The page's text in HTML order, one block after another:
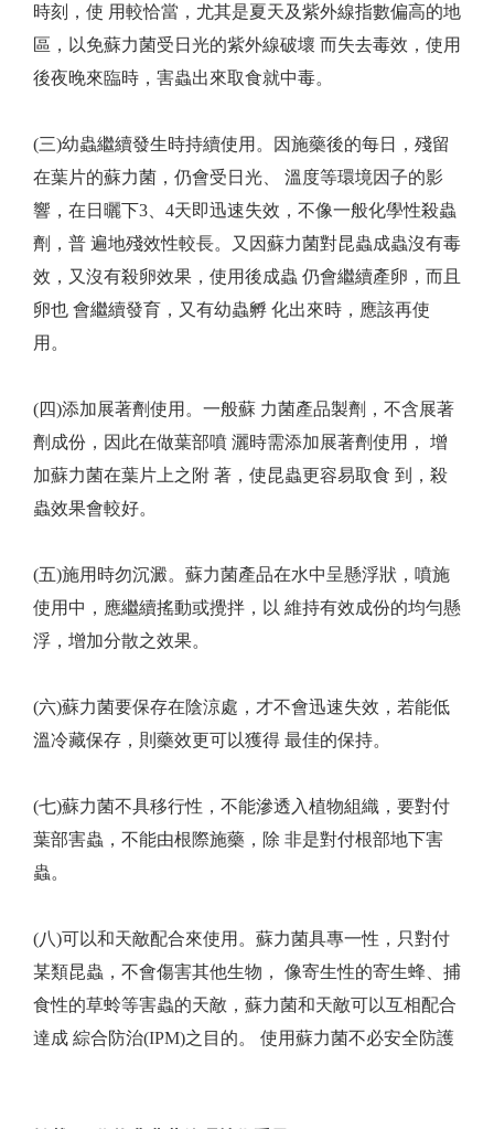
時刻，使 用較恰當，尤其是夏天及紫外線指數偏高的地
區，以免蘇力菌受日光的紫外線破壞 而失去毒效，使用
後夜晚來臨時，害蟲出來取食就中毒。
(三)幼蟲繼續發生時持續使用。因施藥後的每日，殘留
在葉片的蘇力菌，仍會受日光、 溫度等環境因子的影
響，在日曬下3、4天即迅速失效，不像一般化學性殺蟲
劑，普 遍地殘效性較長。又因蘇力菌對昆蟲成蟲沒有毒
效，又沒有殺卵效果，使用後成蟲 仍會繼續產卵，而且
卵也 會繼續發育，又有幼蟲孵 化出來時，應該再使
用。
(四)添加展著劑使用。一般蘇 力菌產品製劑，不含展著
劑成份，因此在做葉部噴 灑時需添加展著劑使用， 增
加蘇力菌在葉片上之附 著，使昆蟲更容易取食 到，殺
蟲效果會較好。
(五)施用時勿沉澱。蘇力菌產品在水中呈懸浮狀，噴施
使用中，應繼續搖動或攪拌，以 維持有效成份的均勻懸
浮，增加分散之效果。
(六)蘇力菌要保存在陰涼處，才不會迅速失效，若能低
溫冷藏保存，則藥效更可以獲得 最佳的保持。
(七)蘇力菌不具移行性，不能滲透入植物組織，要對付
葉部害蟲，不能由根際施藥，除 非是對付根部地下害
蟲。
(八)可以和天敵配合來使用。蘇力菌具專一性，只對付
某類昆蟲，不會傷害其他生物， 像寄生性的寄生蜂、捕
食性的草蛉等害蟲的天敵，蘇力菌和天敵可以互相配合
達成 綜合防治(IPM)之目的。 使用蘇力菌不必安全防護